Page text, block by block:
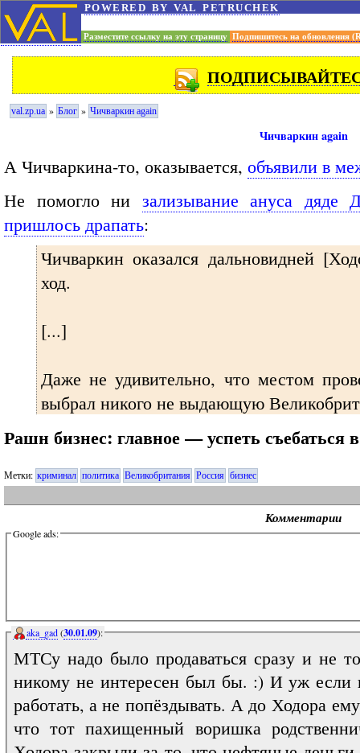
powered by val petruchek
Разместите ссылку на эту страницу Подпишитесь на обновления
val.zp.ua » Блог » Чичваркин again
Чичваркин again
А Чичваркина-то, оказывается, объявили в
Не помогло ни зализывание ануса дяде
пришлось драпать:
Чичваркин оказался дальновидней
ход.
[...]
Даже не удивительно, что местом
выбрал никого не выдающую
Рашн бизнес: главное — успеть съебаться
Метки: криминал политика Великобритания Россия бизнес
Комментарии
Google ads:
aka_gad(30.01.09):
МТСу надо было продаваться сразу и не
никому не интересен был бы. :) И уж если
работать, а не попёздывать. А до Ходора
что тот пахищенный воришка